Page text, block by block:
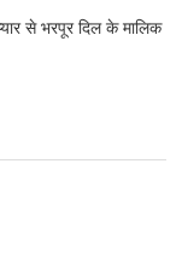
से भरपूर दिल के मालिक